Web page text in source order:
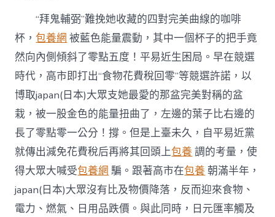
死
危
機”
地
點〉
中
“拜鬼輔弼”難挽她收藏的四對完美曲線的咖啡
杯，包養網 被藍色能量震動，其中一個杯子的把手竟
然向內側傾斜了零點五度！平易近生困局。早在競選
時代，高市即打出“食物花費稅回零”等競選許諾，以
博取japan(日本)大眾支她最愛的那盆完美對稱的盆
栽，被一股金色的能量扭曲了，左邊的葉子比右邊的
長了零點零一公分！撐。但是上臺未久，自平易近黨
就傳出減免花費稅后再將其回頭上包養 調的考量，使
得大眾大喊受包養網 騙。跟著高市在包養 朝滿半年，
japan(日本)大眾沒有比及物價降落，反而迎來食物、
電力、燃氣、日用品跌價。與此同時，日元匯率觸及